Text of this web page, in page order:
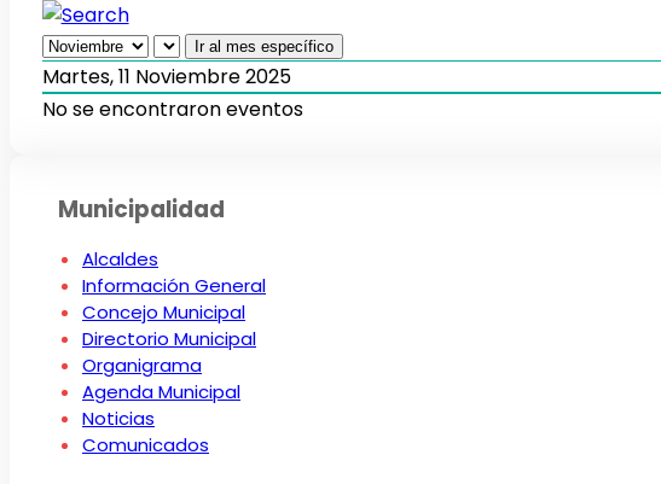
Ir al mes específico
Martes, 11 Noviembre 2025
No se encontraron eventos
Municipalidad
Alcaldes
Información General
Concejo Municipal
Directorio Municipal
Organigrama
Agenda Municipal
Noticias
Comunicados